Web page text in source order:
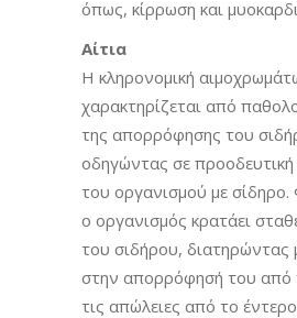
όπως, κίρρωση και
Αίτια
Η κληρονομική
χαρακτηρίζεται από
της απορρόφησης του
οδηγώντας σε
του οργανισμού με σίδηρο.
ο οργανισμός κρατάει
του σιδήρου, διατηρώντας
στην απορρόφησή του από
τις απώλειες από το